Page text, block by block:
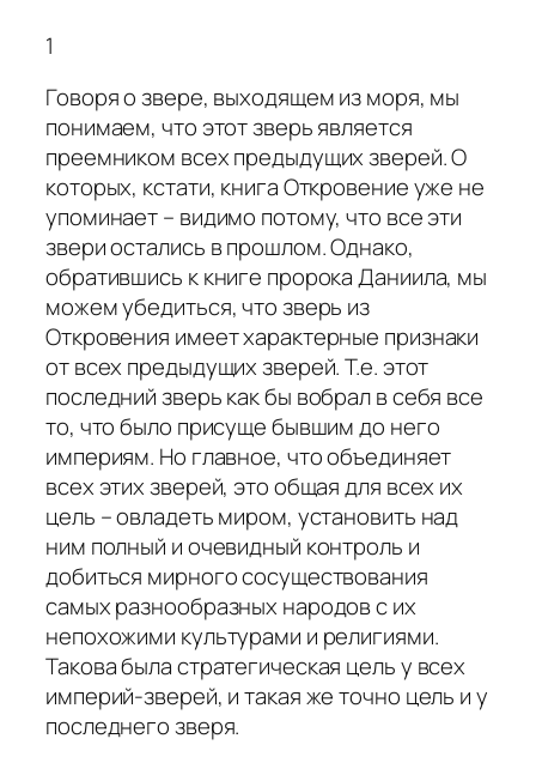
1
Говоря о звере, выходящем из моря, мы
понимаем, что этот зверь является
преемником всех предыдущих зверей. О
которых, кстати, книга Откровение уже не
упоминает – видимо потому, что все эти
звери остались в прошлом. Однако,
обратившись к книге пророка Даниила, мы
можем убедиться, что зверь из
Откровения имеет характерные признаки
от всех предыдущих зверей. Т.е. этот
последний зверь как бы вобрал в себя все
то, что было присуще бывшим до него
империям. Но главное, что объединяет
всех этих зверей, это общая для всех их
цель – овладеть миром, установить над
ним полный и очевидный контроль и
добиться мирного сосуществования
самых разнообразных народов с их
непохожими культурами и религиями.
Такова была стратегическая цель у всех
империй-зверей, и такая же точно цель и у
последнего зверя.